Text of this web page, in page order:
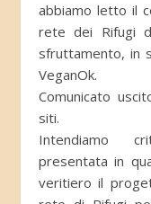
abbiamo letto il
rete dei Rifugi
sfruttamento, in
VeganOk.
Comunicato
siti.
Intendiamo
presentata in
veritiero il